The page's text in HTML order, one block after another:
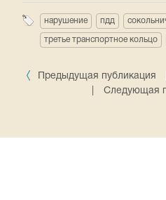
нарушение пдд
третье транспортное кольцо
Предыдущая публикация
Следующая